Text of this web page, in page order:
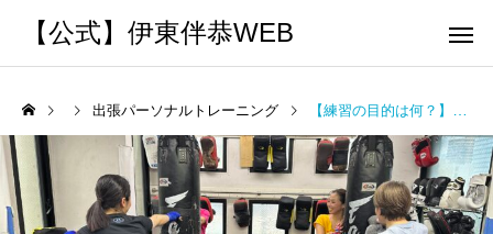
【公式】伊東伴恭WEB
出張パーソナルトレーニング 【練習の目的は何？】出張キックボクシング